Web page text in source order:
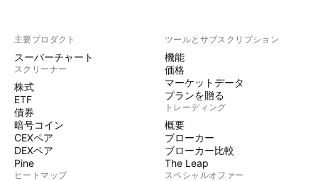
主要プロダクト
スーパーチャート
スクリーナー
株式
ETF
債券
暗号コイン
CEXペア
DEXペア
Pine
ヒートマップ
ツールとサブスクリプション
機能
価格
マーケットデータ
プランを贈る
トレーディング
概要
ブローカー
ブローカー比較
The Leap
スペシャルオファー